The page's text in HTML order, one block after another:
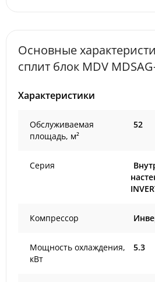
Основные
сплит блок MDV
Характеристики
Обслуживаемая
площадь, м²
52
Серия
Компрессор
Мощность охлаждения,
кВт
5.3